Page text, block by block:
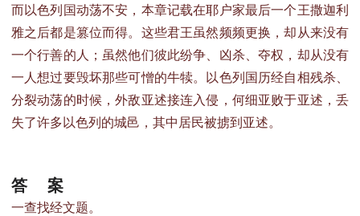
而以色列国动荡不安，本章记载在耶户家最后一个王撒迦利
雅之后都是篡位而得。这些君王虽然频频更换，却从来没有
一个行善的人；虽然他们彼此纷争、凶杀、夺权，却从没有
一人想过要毁坏那些可憎的牛犊。以色列国历经自相残杀、
分裂动荡的时候，外敌亚述接连入侵，何细亚败于亚述，丢
失了许多以色列的城邑，其中居民被掳到亚述。
答 案
一查找经文题。